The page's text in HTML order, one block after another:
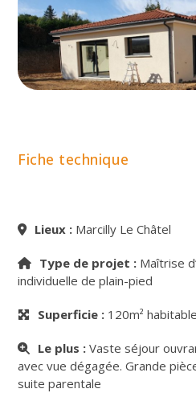
Fiche technique
Lieux : Marcilly Le Châtel
Type de projet : Maîtrise
individuelle de plain-pied
Superficie : 120m²
Le plus : Vaste séjour
avec vue dégagée. Grande
suite parentale